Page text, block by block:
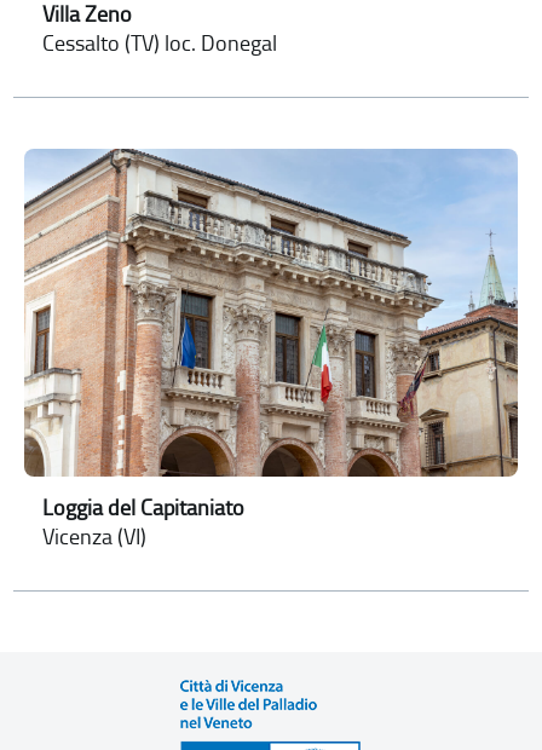
Villa Zeno
Cessalto (TV) loc. Donegal
Loggia del Capitaniato
Vicenza (VI)